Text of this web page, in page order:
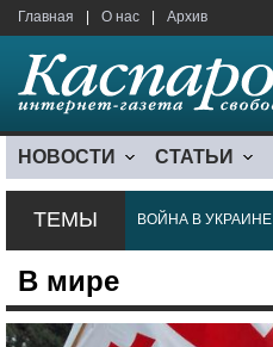
Главная О нас Архив
НОВОСТИ СТАТЬИ
ТЕМЫ ВОЙНА В УКРАИНЕ
В мире